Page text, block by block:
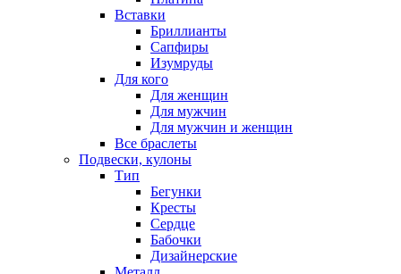
Вставки
Бриллианты
Сапфиры
Изумруды
Для кого
Для женщин
Для мужчин
Для мужчин и женщин
Все браслеты
Подвески, кулоны
Тип
Бегунки
Кресты
Сердце
Бабочки
Дизайнерские